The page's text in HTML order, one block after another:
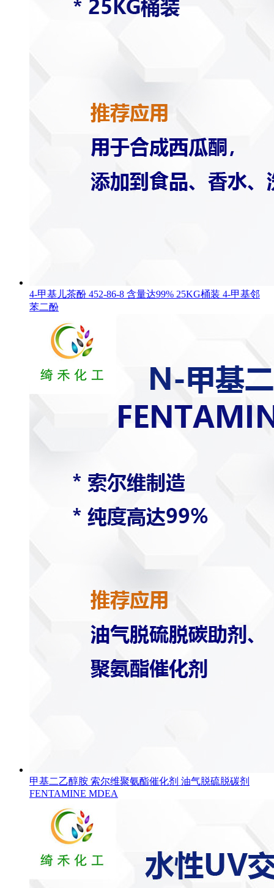
4-甲基儿茶酚 452-86-8 含量达99% 25KG桶装 4-甲基邻
苯二酚
甲基二乙醇胺 索尔维聚氨酯催化剂 油气脱硫脱碳剂
FENTAMINE MDEA